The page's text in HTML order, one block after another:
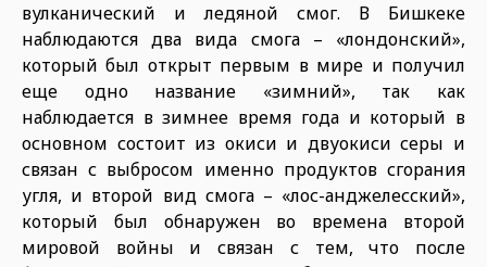
вулканический и ледяной смог. В Бишкеке
наблюдаются два вида смога – «лондонский»,
который был открыт первым в мире и получил
еще одно название «зимний», так как
наблюдается в зимнее время года и который в
основном состоит из окиси и двуокиси серы и
связан с выбросом именно продуктов сгорания
угля, и второй вид смога – «лос-анджелесский»,
который был обнаружен во времена второй
мировой войны и связан с тем, что после